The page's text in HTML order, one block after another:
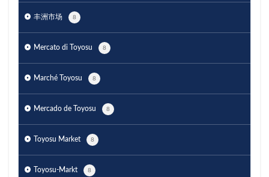
丰洲市场 8
Mercato di Toyosu 8
Marché Toyosu 8
Mercado de Toyosu 8
Toyosu Market 8
Toyosu-Markt 8